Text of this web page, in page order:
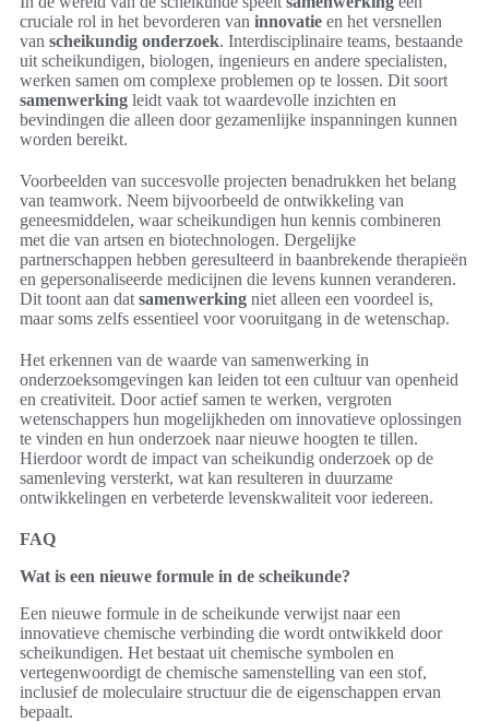
cruciale rol in het bevorderen van innovatie en het versnellen
van scheikundig onderzoek. Interdisciplinaire teams, bestaande
uit scheikundigen, biologen, ingenieurs en andere specialisten,
werken samen om complexe problemen op te lossen. Dit soort
samenwerking leidt vaak tot waardevolle inzichten en
bevindingen die alleen door gezamenlijke inspanningen kunnen
worden bereikt.
Voorbeelden van succesvolle projecten benadrukken het belang
van teamwork. Neem bijvoorbeeld de ontwikkeling van
geneesmiddelen, waar scheikundigen hun kennis combineren
met die van artsen en biotechnologen. Dergelijke
partnerschappen hebben geresulteerd in baanbrekende therapieën
en gepersonaliseerde medicijnen die levens kunnen veranderen.
Dit toont aan dat samenwerking niet alleen een voordeel is,
maar soms zelfs essentieel voor vooruitgang in de wetenschap.
Het erkennen van de waarde van samenwerking in
onderzoeksomgevingen kan leiden tot een cultuur van openheid
en creativiteit. Door actief samen te werken, vergroten
wetenschappers hun mogelijkheden om innovatieve oplossingen
te vinden en hun onderzoek naar nieuwe hoogten te tillen.
Hierdoor wordt de impact van scheikundig onderzoek op de
samenleving versterkt, wat kan resulteren in duurzame
ontwikkelingen en verbeterde levenskwaliteit voor iedereen.
FAQ
Wat is een nieuwe formule in de scheikunde?
Een nieuwe formule in de scheikunde verwijst naar een
innovatieve chemische verbinding die wordt ontwikkeld door
scheikundigen. Het bestaat uit chemische symbolen en
vertegenwoordigt de chemische samenstelling van een stof,
inclusief de moleculaire structuur die de eigenschappen ervan
bepaalt.